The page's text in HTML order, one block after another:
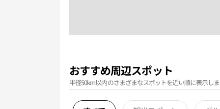
おすすめ周辺スポット
半径50km以内のさまざまなスポットを近い順に表示し